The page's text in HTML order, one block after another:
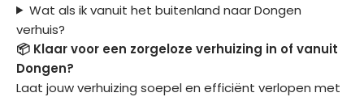
Wat als ik vanuit het buitenland naar Dongen
verhuis?
📦 Klaar voor een zorgeloze verhuizing in of vanuit
Dongen?
Laat jouw verhuizing soepel en efficiënt verlopen met